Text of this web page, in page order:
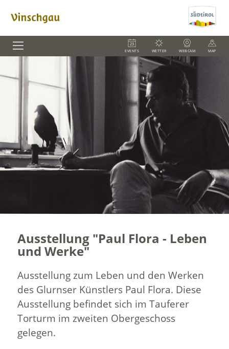
EVENTS WETTER WEBCAM MAP
Ausstellung "Paul Flora - Leben
und Werke"
Ausstellung zum Leben und den Werken
des Glurnser Künstlers Paul Flora. Diese
Ausstellung befindet sich im Tauferer
Torturm im zweiten Obergeschoss
gelegen.